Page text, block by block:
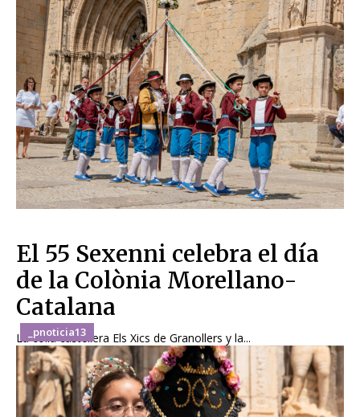
_pnoticia13
El 55 Sexenni celebra el día
de la Colònia Morellano-
Catalana
La colla castellera Els Xics de Granollers y la...